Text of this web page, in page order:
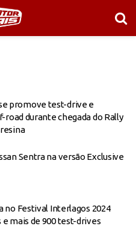
promove test-drive e
durante chegada do Rally
Sentra na versão Exclusive
no Festival Interlagos 2024
mais de 900 test-drives